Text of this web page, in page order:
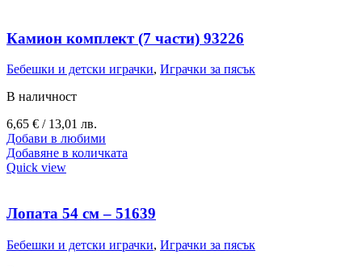
Камион комплект (7 части) 93226
Бебешки и детски играчки, Играчки за пясък
В наличност
6,65 € / 13,01 лв.
Добави в любими
Добавяне в количката
Quick view
Лопата 54 см – 51639
Бебешки и детски играчки, Играчки за пясък